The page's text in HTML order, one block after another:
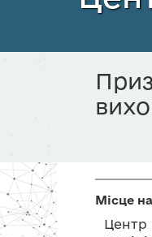
Місце
Центр